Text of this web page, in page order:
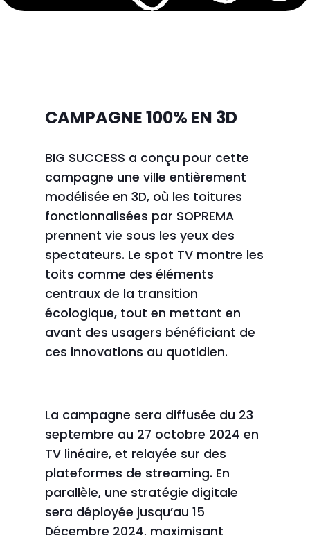
CAMPAGNE 100% EN 3D
BIG SUCCESS a conçu pour cette
campagne une ville entièrement
modélisée en 3D, où les toitures
fonctionnalisées par SOPREMA
prennent vie sous les yeux des
spectateurs. Le spot TV montre les
toits comme des éléments
centraux de la transition
écologique, tout en mettant en
avant des usagers bénéficiant de
ces innovations au quotidien.
La campagne sera diffusée du 23
septembre au 27 octobre 2024 en
TV linéaire, et relayée sur des
plateformes de streaming. En
parallèle, une stratégie digitale
sera déployée jusqu’au 15
Décembre 2024, maximisant